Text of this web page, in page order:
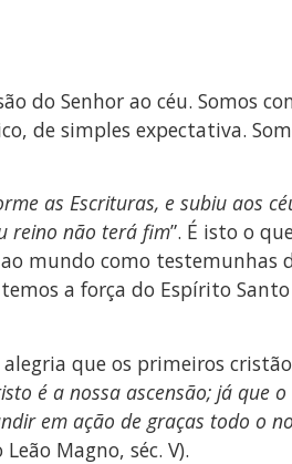
do Senhor ao céu. Somos
de simples expectativa.
as Escrituras, e subiu aos
reino não terá fim”. É isto o
mundo como testemunhas
a força do Espírito
que os primeiros
é a nossa ascensão; já que
em ação de graças todo o
Leão Magno, séc. V).